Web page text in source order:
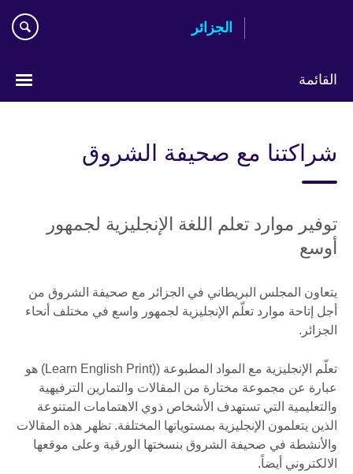
الجزائر
القائمة
language
شراكتنا مع صحيفة الشروق
توفير موارد تعلم اللغة الإنجليزية لجمهور
أوسع
يتعاون المجلس البريطاني في الجزائر مع صحيفة الشروق من
أجل إتاحة موارد تعلّم الإنجليزية لجمهور واسع في مختلف أنحاء
الجزائر.
تعلّم الإنجليزية مع المواد المطبوعة ((Learn English Print) هو
عبارة عن مجموعة مختارة من المقالات والتمارين الترفيهية
والتعليمية التي تستهدف الأشخاص ذوي الاهتمامات المتنوعة
الذين يتعلمون الإنجليزية بمستوياتها المختلفة. تظهر هذه المقالات
والأنشطة في صحيفة الشروق بنسختها الورقية وعلى موقعها
الالكتروني أيضاً.